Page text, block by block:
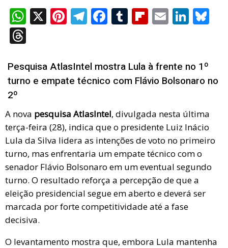
W
h
s
A
p
X Pi
nt
es
t
T
el
gr
a
F
a
b
o
k
T
u
bl
r
Fli
p
o
ar
E
m
Li
n
dI
n
e
a
s
Pesquisa AtlasIntel mostra Lula à frente no 1º
turno e empate técnico com Flávio Bolsonaro no
2º
A nova pesquisa AtlasIntel, divulgada nesta última
terça-feira (28), indica que o presidente Luiz Inácio
Lula da Silva lidera as intenções de voto no primeiro
turno, mas enfrentaria um empate técnico com o
senador Flávio Bolsonaro em um eventual segundo
turno. O resultado reforça a percepção de que a
eleição presidencial segue em aberto e deverá ser
marcada por forte competitividade até a fase
decisiva.
O levantamento mostra que, embora Lula mantenha